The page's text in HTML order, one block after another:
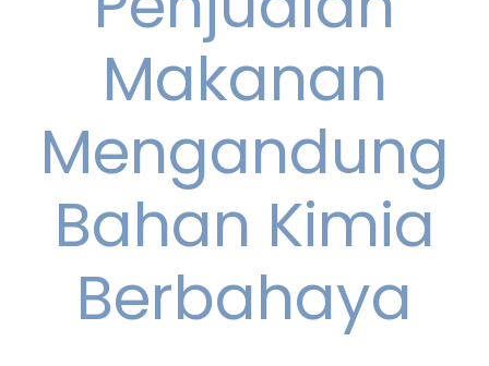
Makanan
Mengandung
Bahan Kimia
Berbahaya